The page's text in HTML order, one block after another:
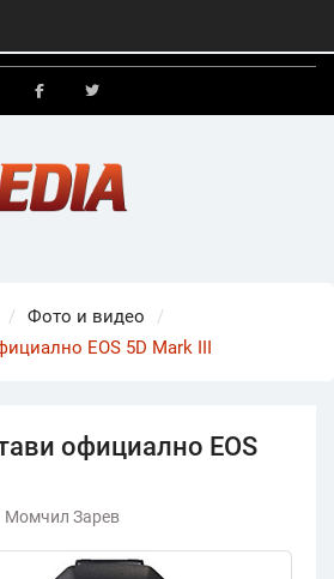
Фото и видео
EOS 5D Mark III
официално EOS
Момчил Зарев